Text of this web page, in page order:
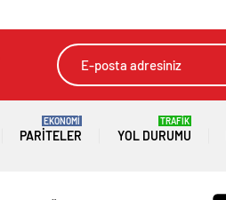
PARITELER
EKONOMİ
YOL DURUMU
TRAFİK